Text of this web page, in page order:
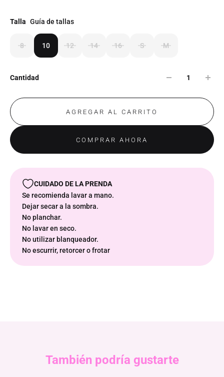
Talla Guía de tallas
8 10 12 14 16 S M
Cantidad
AGREGAR AL CARRITO
COMPRAR AHORA
CUIDADO DE LA PRENDA
Se recomienda lavar a mano.
Dejar secar a la sombra.
No planchar.
No lavar en seco.
No utilizar blanqueador.
No escurrir, retorcer o frotar
También podría gustarte